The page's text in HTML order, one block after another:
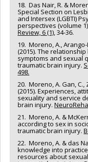
18. Das Nair, R. &
Special Section on
and Intersex (LGBTI)
perspectives (volume
Review, 6 (1), 34-36.
19. Moreno, A., Arango-
(2015). The
symptoms and sexual
traumatic brain injury.
498.
20. Moreno, A. Gan, C.,
(2015). Experiences,
sexuality and service
brain injury.
21. Moreno, A. &
according to sex in
traumatic brain injury.
22. Moreno, A. & das
knowledge into
resources about